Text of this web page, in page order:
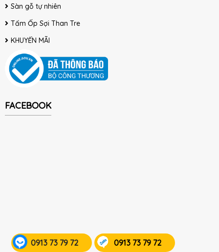
Sàn gỗ tự nhiên
Tấm Ốp Sợi Than Tre
KHUYẾN MÃI
FACEBOOK
0913 73 79 72 0913 73 79 72